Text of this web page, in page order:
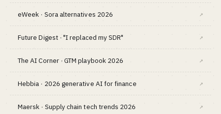
eWeek · Sora alternatives 2026 ↗
Future Digest · "I replaced my SDR" ↗
The AI Corner · GTM playbook 2026 ↗
Hebbia · 2026 generative AI for finance ↗
Maersk · Supply chain tech trends 2026 ↗